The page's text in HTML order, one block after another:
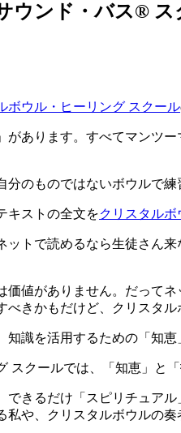
ウンド・バス® ス
ボウル・ヒーリング スクール
があります。すべてマンツ
のものではないボウルで
キストの全文をクリスタルボ
ットで読めるなら生徒さん
価値がありません。だって
べきかもだけど、クリスタ
識を活用するための「知恵
スクールでは、「知恵」と
できるだけ「スピリチュア
私や、クリスタルボウルの